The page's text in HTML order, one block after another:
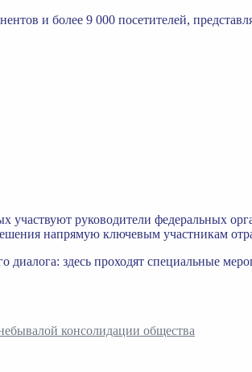
и более 9 000 посетителей,
руководители федеральных
напрямую ключевым участникам
здесь проходят специальные
консолидации общества